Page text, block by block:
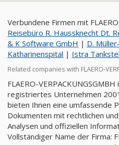
Verbundene Firmen mit
Reisebüro R. Haussknecht Dt.
& K Software GmbH | D.
Katharinenspital | Istra
Related companies with FLAERO-
FLAERO-
registriertes Unternehmen
bieten Ihnen eine umfassende
Dokumenten mit rechtlichen
Analysen und offiziellen
Vollständiger Name der Firma: